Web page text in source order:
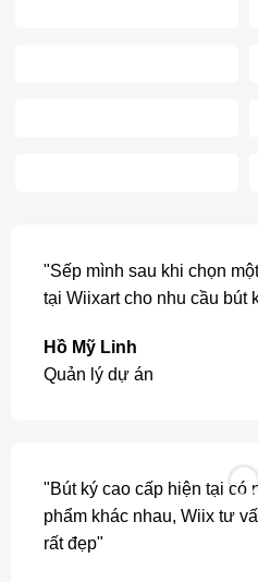
"Sếp mình sau khi chọn
tại Wiixart cho nhu cầu bút
Hồ Mỹ Linh
Quản lý dự án
"Bút ký cao cấp hiện tại có
phẩm khác nhau, Wiix tư
rất đẹp"